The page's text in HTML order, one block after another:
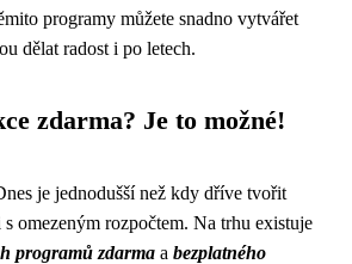
programy můžete snadno vytvářet
dělat radost i po letech.
zdarma? Je to možné!
je jednodušší než kdy dříve tvořit
omezeným rozpočtem. Na trhu existuje
programů zdarma a bezplatného